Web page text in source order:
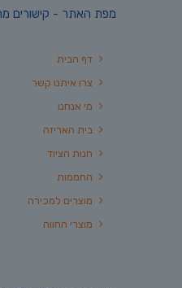
מפת האתר - קישורים
דף הבית
צרו איתנו קשר
מי אנחנו
בית האריזה
חנות הציוד
החממות
מוצרים למכירה
מוצרי החווה